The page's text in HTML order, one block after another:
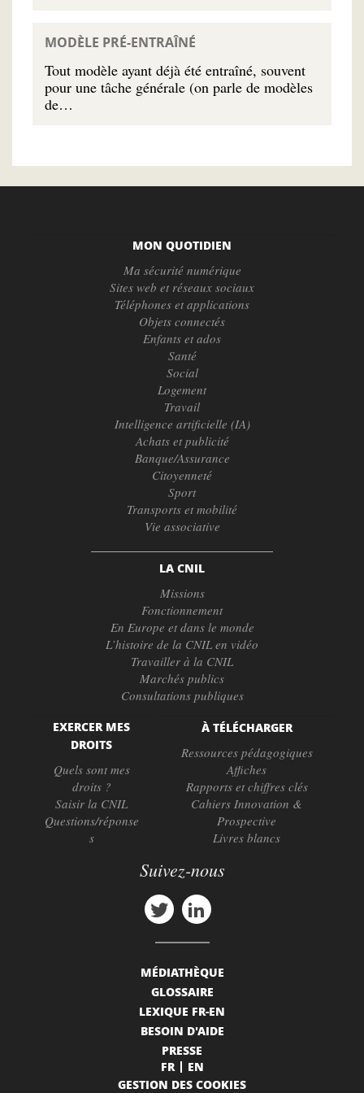
MODÈLE PRÉ-ENTRAÎNÉ
Tout modèle ayant déjà été entraîné, souvent
pour une tâche générale (on parle de modèles
de…
MON QUOTIDIEN
Ma sécurité numérique
Sites web et réseaux sociaux
Téléphones et applications
Objets connectés
Enfants et ados
Santé
Social
Logement
Travail
Intelligence artificielle (IA)
Achats et publicité
Banque/Assurance
Citoyenneté
Sport
Transports et mobilité
Vie associative
LA CNIL
Missions
Fonctionnement
En Europe et dans le monde
L’histoire de la CNIL en vidéo
Travailler à la CNIL
Marchés publics
Consultations publiques
EXERCER MES
DROITS
Quels sont mes
droits ?
Saisir la CNIL
Questions/réponse
s
À TÉLÉCHARGER
Ressources pédagogiques
Affiches
Rapports et chiffres clés
Cahiers Innovation &
Prospective
Livres blancs
Suivez-nous
MÉDIATHÈQUE
GLOSSAIRE
LEXIQUE FR-EN
BESOIN D'AIDE
PRESSE
FR
EN
GESTION DES COOKIES